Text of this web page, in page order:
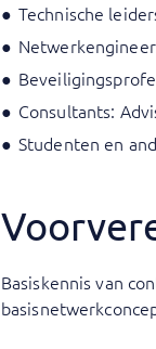
Technische
Consultants:
Studenten en
Basiskennis van